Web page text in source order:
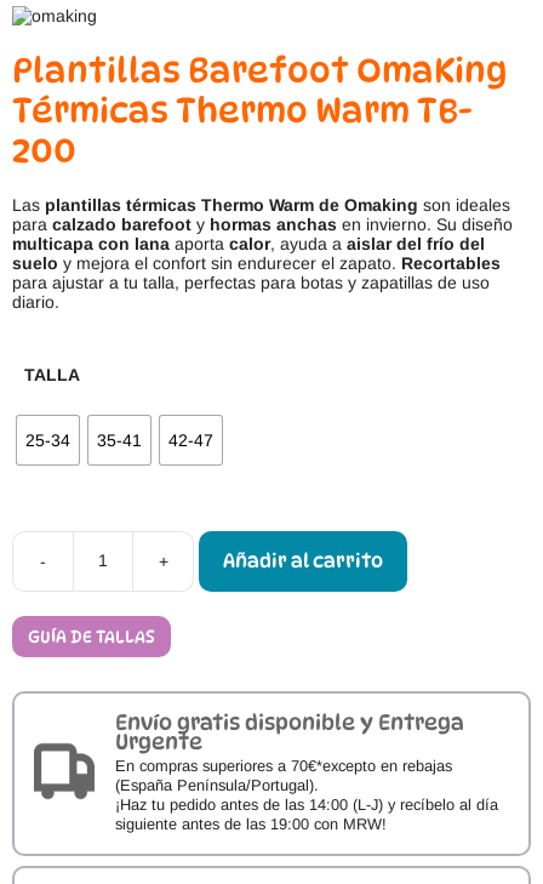
Plantillas Barefoot OmaKing
Térmicas Thermo Warm TB-
200
Las plantillas térmicas Thermo Warm de Omaking son ideales
para calzado barefoot y hormas anchas en invierno. Su diseño
multicapa con lana aporta calor, ayuda a aislar del frío del
suelo y mejora el confort sin endurecer el zapato. Recortables
para ajustar a tu talla, perfectas para botas y zapatillas de uso
diario.
TALLA
25-34 35-41 42-47
-
Plantillas
Barefoot
cantidad
+ Añadir al carrito
GUÍA DE TALLAS
Envío gratis disponible y Entrega
Urgente
En compras superiores a 70€*excepto en rebajas
(España Península/Portugal).
¡Haz tu pedido antes de las 14:00 (L-J) y recíbelo al día
siguiente antes de las 19:00 con MRW!